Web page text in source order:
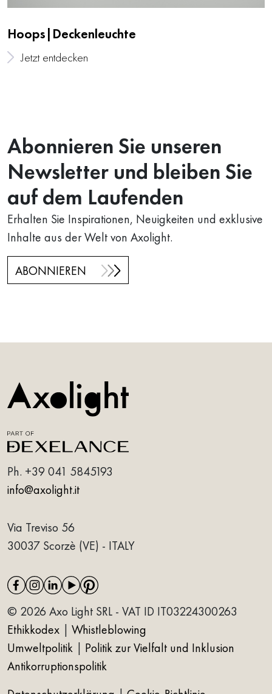
Hoops|Deckenleuchte
Jetzt entdecken
Abonnieren Sie unseren
Newsletter und bleiben Sie
auf dem Laufenden
Erhalten Sie Inspirationen, Neuigkeiten und exklusive
Inhalte aus der Welt von Axolight.
ABONNIEREN
Ph. +39 041 5845193
info@axolight.it
Via Treviso 56
30037 Scorzè (VE) - ITALY
© 2026 Axo Light SRL - VAT ID IT03224300263
Ethikkodex
Whistleblowing
Umweltpolitik
Politik zur Vielfalt und Inklusion
Antikorruptionspolitik